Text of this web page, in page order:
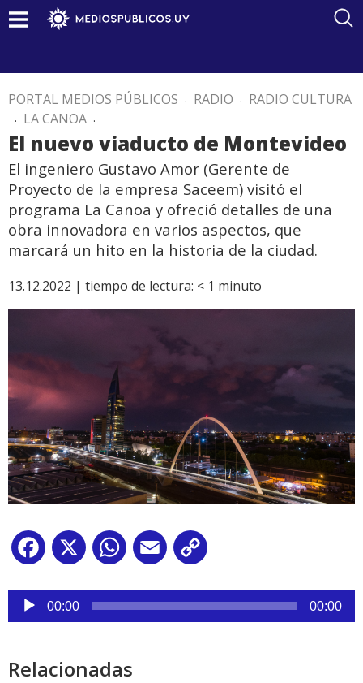
PORTAL MEDIOS PÚBLICOS . RADIO . RADIO CULTURA
. LA CANOA .
El nuevo viaducto de Montevideo
El ingeniero Gustavo Amor (Gerente de
Proyecto de la empresa Saceem) visitó el
programa La Canoa y ofreció detalles de una
obra innovadora en varios aspectos, que
marcará un hito en la historia de la ciudad.
13.12.2022 | tiempo de lectura: < 1 minuto
Facebook
X WhatsApp
Email
Reproductor
audio
00:00 00:00
Relacionadas